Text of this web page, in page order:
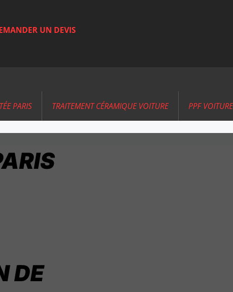
UN DEVIS
PARIS TRAITEMENT CÉRAMIQUE VOITURE PPF VOITURE
DE